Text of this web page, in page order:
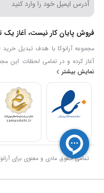
فروش پایان کار نیست، آغاز
مجموعه آرانوکا با هدف تبدیل
آغاز کرده و در تمامی لحظات این
خدمات و کیفیت بکار میگیرد تا
رنگ واقعیت می بخشد.
نمایش بیشتر
تمامی حقوق مادی و معنوی برای